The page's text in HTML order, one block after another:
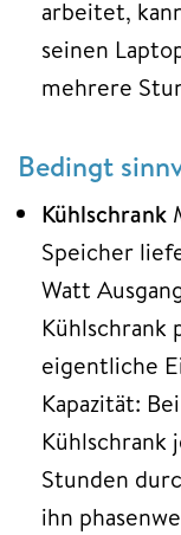
arbeitet,
seinen
mehrere
Bedingt
Kühlschrank
Speicher
Watt
Kühlschrank
eigentliche
Kapazität:
Kühlschrank
Stunden
ihn